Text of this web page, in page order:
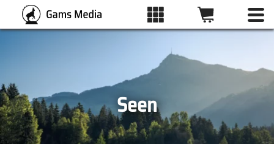
ALLE BILDER
KATEGORIEN
Seen
BILDFILTER
Schlagwörter
Format